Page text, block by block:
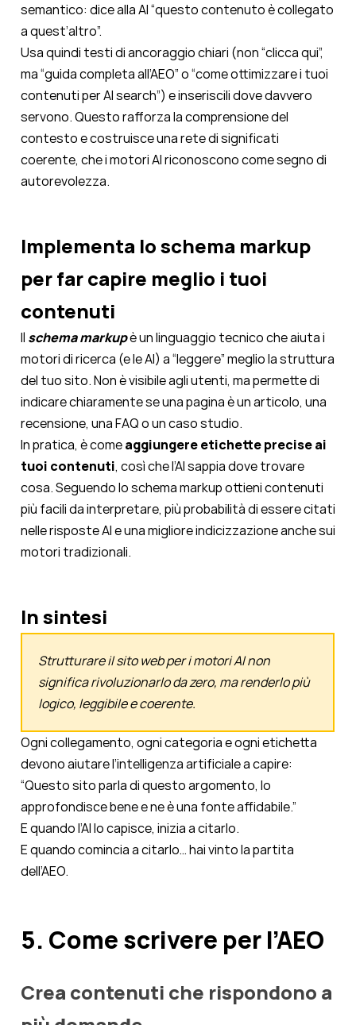
semantico: dice alla AI “questo contenuto è collegato
a quest’altro”.
Usa quindi testi di ancoraggio chiari (non “clicca qui”,
ma “guida completa all’AEO” o “come ottimizzare i tuoi
contenuti per AI search”) e inseriscili dove davvero
servono. Questo rafforza la comprensione del
contesto e costruisce una rete di significati
coerente, che i motori AI riconoscono come segno di
autorevolezza.
Implementa lo schema markup
per far capire meglio i tuoi
contenuti
Il schema markupè un linguaggio tecnico che aiuta i
motori di ricerca (e le AI) a “leggere” meglio la struttura
del tuo sito. Non è visibile agli utenti, ma permette di
indicare chiaramente se una pagina è un articolo, una
recensione, una FAQ o un caso studio.
In pratica, è comeaggiungere etichette precise ai
tuoi contenuti, così che l’AI sappia dove trovare
cosa. Seguendo lo schema markup ottieni contenuti
più facili da interpretare, più probabilità di essere citati
nelle risposte AI e una migliore indicizzazione anche sui
motori tradizionali.
In sintesi
Strutturare il sito web per i motori AI non
significa rivoluzionarlo da zero, ma renderlo più
logico, leggibile e coerente.
Ogni collegamento, ogni categoria e ogni etichetta
devono aiutare l’intelligenza artificiale a capire:
“Questo sito parla di questo argomento, lo
approfondisce bene e ne è una fonte affidabile.”
E quando l’AI lo capisce, inizia a citarlo.
E quando comincia a citarlo… hai vinto la partita
dell’AEO.
5. Come scrivere per l’AEO
Crea contenuti che rispondono a